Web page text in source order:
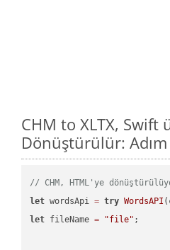
CHM to XLTX, Swift
Dönüştürülür:
// CHM, HTML'ye
let wordsApi = try WordsAPI
let fileName = "file" ;